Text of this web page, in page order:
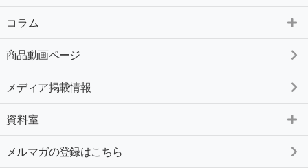
コラム
商品動画ページ
メディア掲載情報
資料室
メルマガの登録はこちら